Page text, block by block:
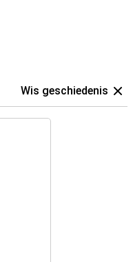
Wis geschiedenis